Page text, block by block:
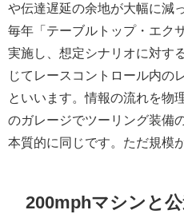
や伝達遅延の余地が大幅に減
毎年「テーブルトップ・エク
実施し、想定シナリオに対す
じてレースコントロール内の
といいます。情報の流れを物
のガレージでツーリング装備
本質的に同じです。ただ規模
200mphマシンと